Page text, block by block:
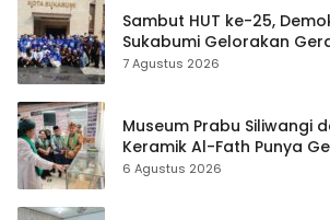
Sambut HUT ke-25,
Sukabumi Gelorakan
ASRI Lewat Aksi Bersih
7 Agustus 2026
Museum Prabu Siliwangi
Keramik Al-Fath Punya
Hampir 500 Koleksi
6 Agustus 2026